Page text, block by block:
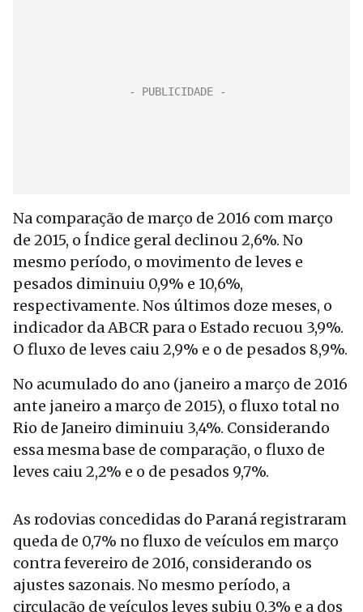
Na comparação de março de 2016 com março
de 2015, o Índice geral declinou 2,6%. No
mesmo período, o movimento de leves e
pesados diminuiu 0,9% e 10,6%,
respectivamente. Nos últimos doze meses, o
indicador da ABCR para o Estado recuou 3,9%.
O fluxo de leves caiu 2,9% e o de pesados 8,9%.
No acumulado do ano (janeiro a março de 2016
ante janeiro a março de 2015), o fluxo total no
Rio de Janeiro diminuiu 3,4%. Considerando
essa mesma base de comparação, o fluxo de
leves caiu 2,2% e o de pesados 9,7%.
As rodovias concedidas do Paraná registraram
queda de 0,7% no fluxo de veículos em março
contra fevereiro de 2016, considerando os
ajustes sazonais. No mesmo período, a
circulação de veículos leves subiu 0,3% e a dos